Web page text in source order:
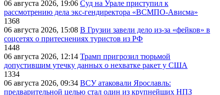
06 августа 2026, 19:06 Суд на Урале приступил к
рассмотрению дела экс-гендиректора «ВСМПО-Ависма»
1368
06 августа 2026, 15:08 В Грузии завели дело из-за «фейков» в
соцсетях о притеснениях туристов из РФ
1448
06 августа 2026, 12:14 Трамп пригрозил тюрьмой
допустившим утечку данных о нехватке ракет у США
1334
06 августа 2026, 09:34 ВСУ атаковали Ярославль:
предварительной целью стал один из крупнейших НПЗ